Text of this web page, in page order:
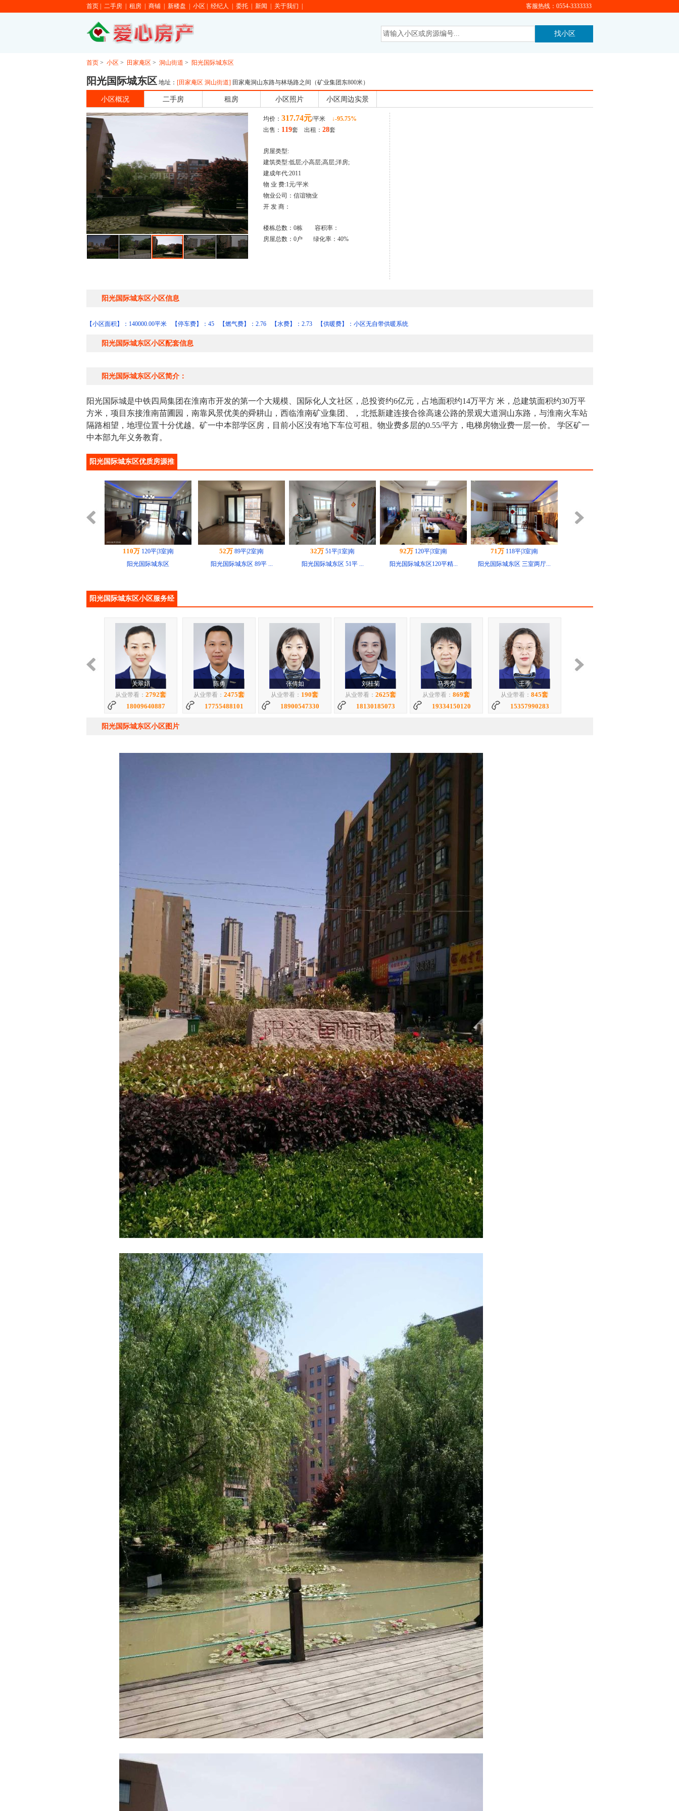
首页| 二手房| 租房| 商铺| 新楼盘 小区 经纪人 委托| 新闻 关于我们 客服热线：0554-3333333
首页> 小区 > 田家庵区 > 洞山街道 > 阳光国际城东区
阳光国际城东区地址： [田家庵区 洞山街道] 田家庵洞山东路与林场路之间（矿业集团东800米）
小区概况 二手房 租房 小区照片 小区周边实景
均价： 317.74元/平米
↓-95.75%
出售： 119套 出租： 28套
房屋类型:
建筑类型:低层;小高层;高层;洋房;
建成年代:2011
物 业 费:1元/平米
物业公司：信谊物业
开 发 商：
楼栋总数：0栋 容积率：
房屋总数：0户 绿化率：40%
阳光国际城东区小区信息
【小区面积】：140000.00平米 【停车费】：45 【燃气费】：2.76 【水费】：2.73 【供暖费】：小区无自带供暖系统
阳光国际城东区小区配套信息
阳光国际城东区小区简介：
阳光国际城是中铁四局集团在淮南市开发的第一个大规模、国际化人文社区，总投资约6亿元，占地面积约14万平方 米，总建筑面积约30万平
方米，项目东接淮南苗圃园，南靠风景优美的舜耕山，西临淮南矿业集团、，北抵新建连接合徐高速公路的景观大道洞山东路，与淮南火车站
隔路相望，地理位置十分优越。矿一中本部学区房，目前小区没有地下车位可租。物业费多层的0.55/平方，电梯房物业费一层一价。 学区矿一
中本部九年义务教育。
阳光国际城东区优质房源推
110万 120平|3室|南
阳光国际城东区
52万 89平|2室|南
阳光国际城东区 89平 ...
32万 51平|1室|南
阳光国际城东区 51平 ...
92万 120平|3室|南
阳光国际城东区120平精...
71万 118平|3室|南
阳光国际城东区 三室两厅...
72万 120平|3室|南
阳光国际城东区 120平...
26万
阳光国际城东区精装小公寓...
92万
120平|3室|南
阳光国际城东区3室精装學...
92平|3室|南
阳光国际城东区 精装修 ...
60万91平|3室|南
阳光国际城东区 简单装修...
阳光国际城东区小区服务经
关翠娟
从业带看： 2792套
18009640887
陈勇
从业带看： 2475套
17755488101
张倩如
从业带看： 190套
18900547330
刘桂菊
从业带看： 2625套
18130185073
马秀荣
从业带看： 869套
19334150120
王季
从业带看： 845套
15357990283
童丽丽
从业带看：873套
18949660903
从业带看：
1896套
17755460326
褚金环
从业带看：1571套
17755488081
从业带看：
3141套
18055482573
从业带看：2448套
张书德
从业带看：1264套
19370147927
阳光国际城东区小区图片